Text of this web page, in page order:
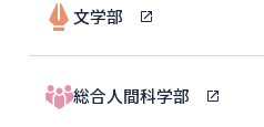
文学部
総合人間科学部